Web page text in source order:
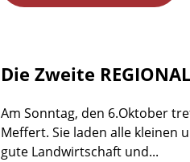
Die Zweite
Am Sonntag, den 6.Oktober
Meffert. Sie laden alle kleinen
gute Landwirtschaft und...